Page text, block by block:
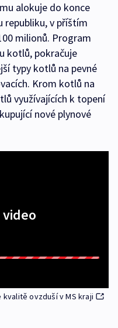
alokuje do konce
republiku, v příštím
milionů. Program
kotlů, pokračuje
typy kotlů na pevné
Krom kotlů na
využívajících k topení
nové plynové
video
ovzduší v MS kraji